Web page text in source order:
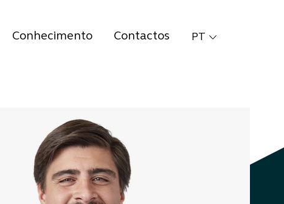
Conhecimento Contactos PT